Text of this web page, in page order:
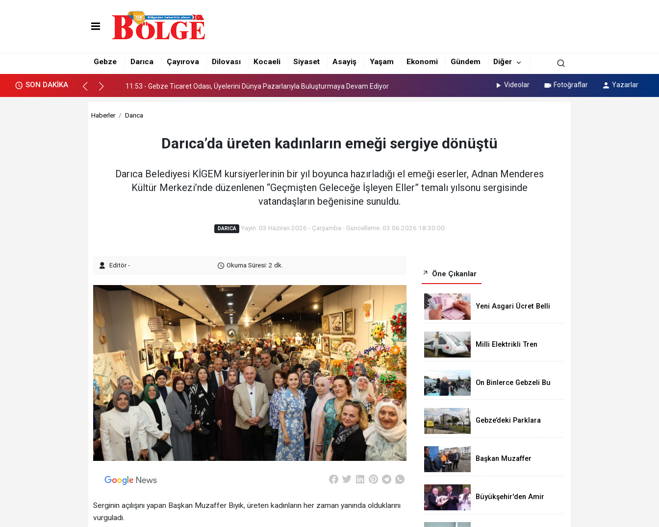
Gebze Darıca Çayırova Dilovası Kocaeli Siyaset Asayiş Yaşam Ekonomi Gündem Diğer
SON DAKİKA
11:53 - Gebze Ticaret Odası, Üyelerini Dünya Pazarlarıyla Buluşturmaya Devam Ediyor
14:59 - Başkan Büyükgöz, Gebze’nin YKS Şampiyonlarını Ağırladı
11:53 - Gebze Ticaret Odası, Üyelerini Dünya Pazarlarıyla Buluşturmaya Devam Ediyor Videolar Fotoğraflar Yazarlar
Haberler Darıca
Darıca’da üreten kadınların emeği sergiye dönüştü
Darıca Belediyesi KİGEM kursiyerlerinin bir yıl boyunca hazırladığı el emeği eserler, Adnan Menderes
Kültür Merkezi’nde düzenlenen “Geçmişten Geleceğe İşleyen Eller” temalı yılsonu sergisinde
vatandaşların beğenisine sunuldu.
DARICA Yayın: 03 Haziran 2026 - Çarşamba - Güncelleme: 03.06.2026 18:30:00
Editör - Okuma Süresi: 2 dk.
Serginin açılışını yapan Başkan Muzaffer Bıyık, üreten kadınların her zaman yanında olduklarını
vurguladı.
Öne Çıkanlar
Yeni Asgari Ücret Belli
Milli Elektrikli Tren
Sefere Başlıyor!
On Binlerce Gebzeli Bu
Gebze’deki Parklara
Kuruluyor
Başkan Muzaffer
Büyükşehir'den Amir
gecesi